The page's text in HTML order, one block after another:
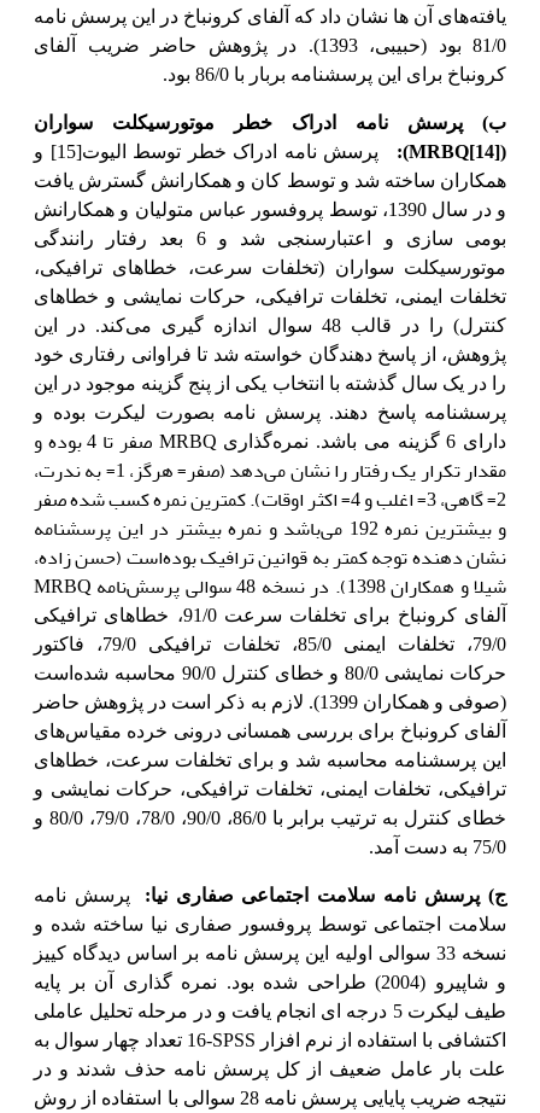
یافته‌های آن ها نشان داد که آلفای کرونباخ در این پرسش نامه
81/0 بود (حبیبی، 1393). در پژوهش حاضر ضریب آلفای
کرونباخ برای این پرسشنامه بربار با 86/0 بود.
ب) پرسش نامه ادراک خطر موتورسیکلت سواران
(
MRBQ[14]
): پرسش نامه ادراک خطر توسط الیوت[15] و
همکاران ساخته شد و توسط کان و همکارانش گسترش یافت
و در سال 1390، توسط پروفسور عباس متولیان و همکارانش
بومی سازی و اعتبارسنجی شد و 6 بعد رفتار رانندگی
موتورسیکلت سواران (تخلفات سرعت، خطاهای ترافیکی،
تخلفات ایمنی، تخلفات ترافیکی، حرکات نمایشی و خطاهای
کنترل) را در قالب 48 سوال اندازه گیری می‌کند. در این
پژوهش، از پاسخ دهندگان خواسته شد تا فراوانی رفتاری خود
را در یک سال گذشته با انتخاب یکی از پنج گزینه موجود در این
پرسشنامه پاسخ دهند. پرسش نامه بصورت لیکرت بوده و
دارای 6 گزینه می باشد. نمره‌گذاری
MRBQ
صفر تا 4 بوده و
مقدار تکرار یک رفتار را نشان می‌دهد (صفر= هرگز، 1= به ندرت،
2= گاهی، 3= اغلب و 4= اکثر اوقات). کمترین نمره کسب شده صفر
و بیشترین نمره 192 می‌باشد و نمره بیشتر در این پرسشنامه
نشان دهنده توجه کمتر به قوانین ترافیک بوده‌است (حسن زاده،
شیلا و همکاران 1398). در نسخه 48 سوالی پرسش‌نامه
MRBQ
آلفای کرونباخ برای تخلفات سرعت 91/0، خطاهای ترافیکی
79/0، تخلفات ایمنی 85/0، تخلفات ترافیکی 79/0، فاکتور
حرکات نمایشی 80/0 و خطای کنترل 90/0 محاسبه شده‌است
(صوفی و همکاران 1399). لازم به ذکر است در پژوهش حاضر
آلفای کرونباخ برای بررسی همسانی درونی خرده مقیاس‌های
این پرسشنامه محاسبه شد و برای تخلفات سرعت، خطاهای
ترافیکی، تخلفات ایمنی، تخلفات ترافیکی، حرکات نمایشی و
خطای کنترل به ترتیب برابر با 86/0، 90/0، 78/0، 79/0، 80/0 و
75/0 به دست آمد.
ج) پرسش نامه سلامت اجتماعی صفاری نیا:
پرسش نامه
سلامت اجتماعی توسط پروفسور صفاری نیا ساخته شده و
نسخه 33 سوالی اولیه این پرسش نامه بر اساس دیدگاه کییز
و شاپیرو (2004) طراحی شده بود. نمره گذاری آن بر پایه
طیف لیکرت 5 درجه ای انجام یافت و در مرحله تحلیل عاملی
اکتشافی با استفاده از نرم افزار SPSS
-16 تعداد چهار سوال به
علت بار عامل ضعیف از کل پرسش نامه حذف شدند و در
نتیجه ضریب پایایی پرسش نامه 28 سوالی با استفاده از روش